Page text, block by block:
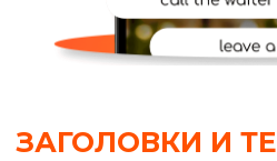
ЗАГОЛОВКИ И